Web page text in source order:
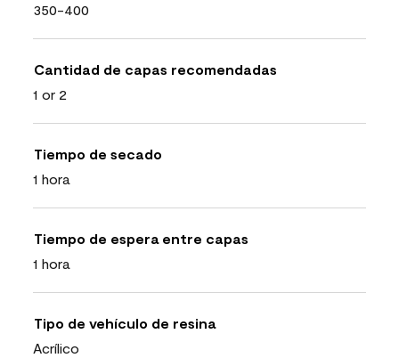
350-400
Cantidad de capas recomendadas
1 or 2
Tiempo de secado
1 hora
Tiempo de espera entre capas
1 hora
Tipo de vehículo de resina
Acrílico